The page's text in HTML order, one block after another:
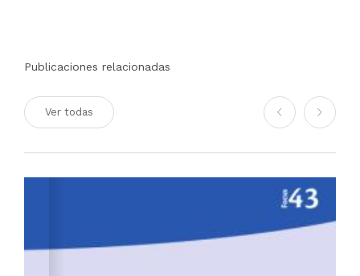
Publicaciones relacionadas
Ver todas